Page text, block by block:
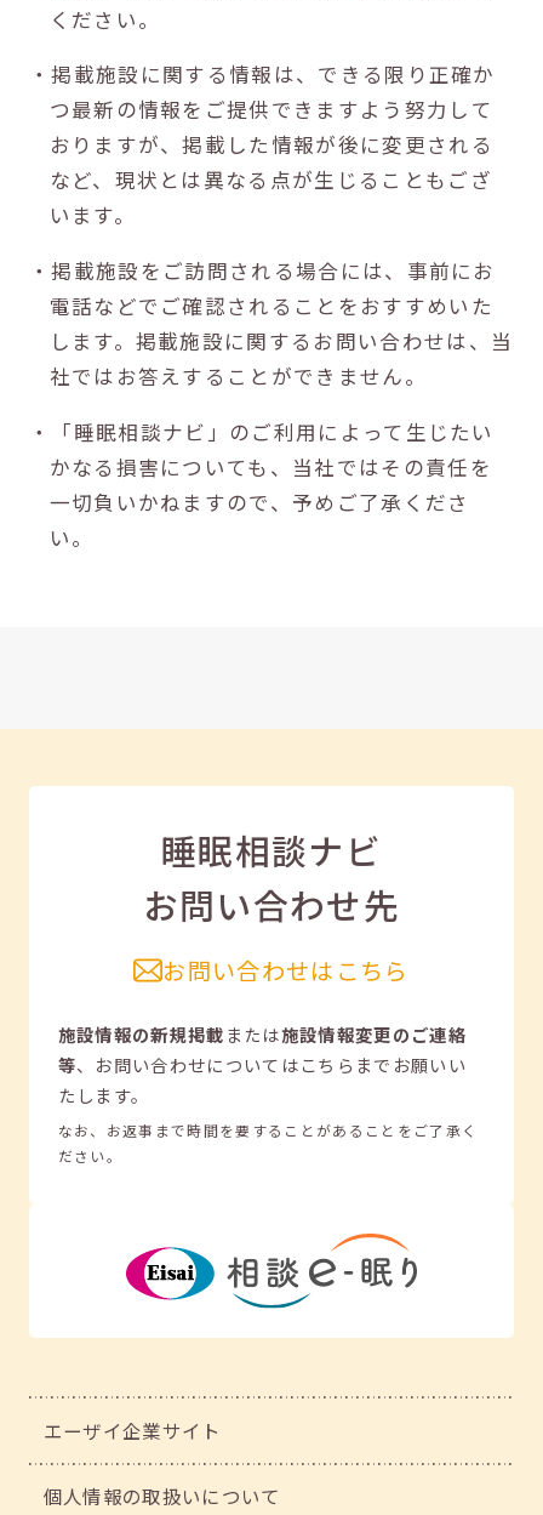
ください。
・掲載施設に関する情報は、できる限り正確か
つ最新の情報をご提供できますよう努力して
おりますが、掲載した情報が後に変更される
など、現状とは異なる点が生じることもござ
います。
・掲載施設をご訪問される場合には、事前にお
電話などでご確認されることをおすすめいた
します。掲載施設に関するお問い合わせは、当
社ではお答えすることができません。
・「睡眠相談ナビ」のご利用によって生じたい
かなる損害についても、当社ではその責任を
一切負いかねますので、予めご了承くださ
い。
睡眠相談ナビ
お問い合わせ先
お問い合わせはこちら
施設情報の新規掲載または施設情報変更のご連絡
等、 お問い合わせについてはこちらまでお願いい
たします。
なお、お返事まで時間を要することがあることをご了承く
ださい。
エーザイ企業サイト
個人情報の取扱いについて